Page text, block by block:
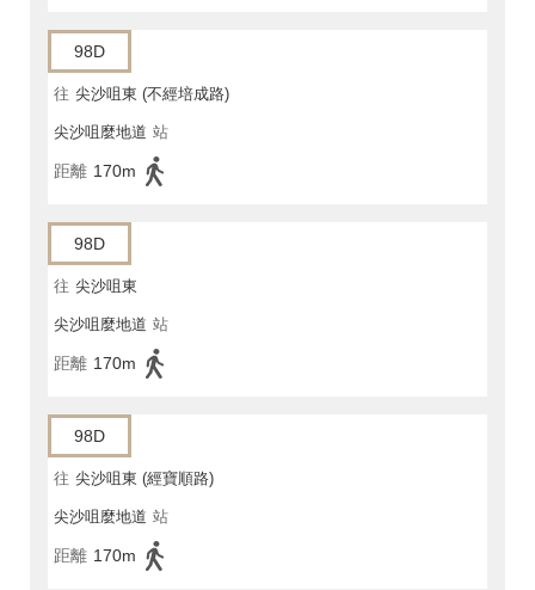
98D
往 尖沙咀東 (不經培成路)
尖沙咀麼地道 站
距離 170m
98D
往 尖沙咀東
尖沙咀麼地道 站
距離 170m
98D
往 尖沙咀東 (經寶順路)
尖沙咀麼地道 站
距離 170m